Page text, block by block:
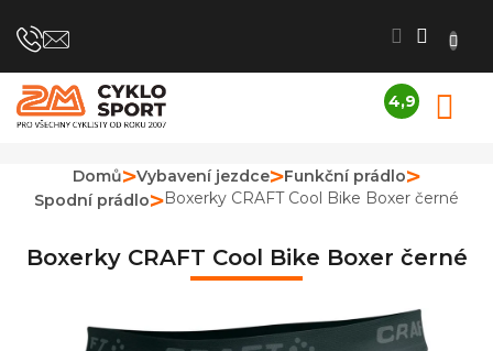
na
4,9
obchodu
je
4,9
hvězdiček.
Domů Vybavení jezdce
Funkční prádlo
Spodní prádlo
Boxerky CRAFT Cool Bike Boxer černé
Boxerky CRAFT Cool Bike Boxer černé